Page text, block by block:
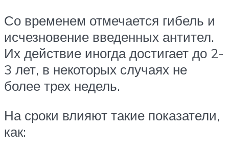
Со временем отмечается гибель и
исчезновение введенных антител.
Их действие иногда достигает до 2-
3 лет, в некоторых случаях не
более трех недель.
На сроки влияют такие показатели,
как: